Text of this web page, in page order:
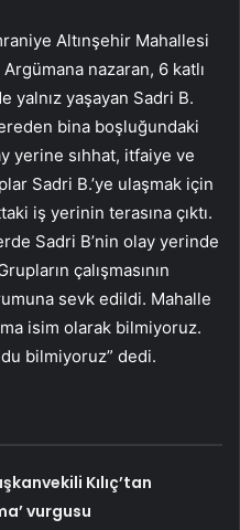
Altınşehir Mahallesi
nazaran, 6 katlı
yalnız yaşayan Sadri B.
bina boşluğundaki
yerine sıhhat, itfaiye ve
Sadri B.’ye ulaşmak için
iş yerinin terasına çıktı.
Sadri B’nin olay yerinde
çalışmasının
sevk edildi. Mahalle
isim olarak bilmiyoruz.
bilmiyoruz” dedi.
Kılıç’tan
vurgusu